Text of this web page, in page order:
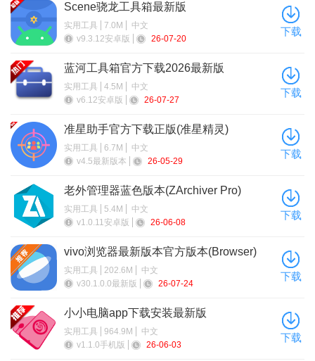
算器、指南针等多种日常工具。
软件特色
功能全面：整合文件处理、识别等多类功能，覆盖学习、工
作、娱乐场景。
习成本。
定制服务：可按场景与需求调整工具栏、添加常用功能，贴
实时更新：持续新增优化工具，紧跟需求与技术，提升用户
体验。
Scene骁龙工具箱最新版
实用工具 7.0M
中文
v9.3.12安卓版
26-07-20
下载
蓝河工具箱官方下载2026最新版
实用工具 4.5M
中文
v6.12安卓版
26-07-27
下载
准星助手官方下载正版(准星精灵)
实用工具 6.7M
中文
v4.5最新版本
26-05-29
下载
老外管理器蓝色版本(ZArchiver Pro)
实用工具 5.4M
中文
v1.0.11安卓版
26-06-08
下载
vivo浏览器最新版本官方版本(Browser)
实用工具 202.6M
中文
v30.1.0.0最新版
26-07-24
下载
小小电脑app下载安装最新版
实用工具 964.9M
中文
v1.1.0手机版
26-06-03
下载